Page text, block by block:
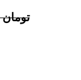
تومان